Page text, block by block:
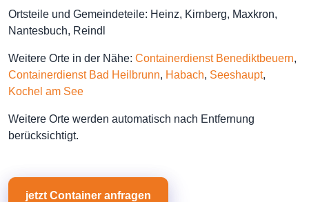
Ortsteile und Gemeindeteile: Heinz, Kirnberg, Maxkron,
Nantesbuch, Reindl
Weitere Orte in der Nähe: Containerdienst Benediktbeuern,
Containerdienst Bad Heilbrunn, Habach, Seeshaupt,
Kochel am See
Weitere Orte werden automatisch nach Entfernung
berücksichtigt.
jetzt Container anfragen